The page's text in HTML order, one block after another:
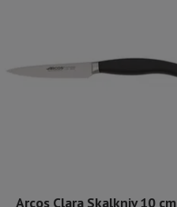
Arcos Clara Skalkniv 10 cm